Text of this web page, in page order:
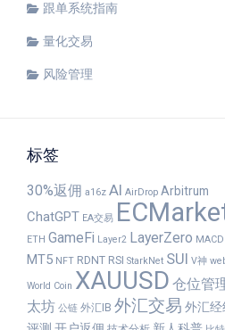
跟单系统指南
量化交易
风险管理
标签
30%返佣 a16z AI AirDrop Arbitrum
ChatGPT EA交易
ETH GameFi Layer2 LayerZero MACD
MT5 NFT RDNT RSI StarkNet SUI V神
World Coin XAUUSD 仓位管
太坊 公链 外汇IB 外汇交易 外汇经